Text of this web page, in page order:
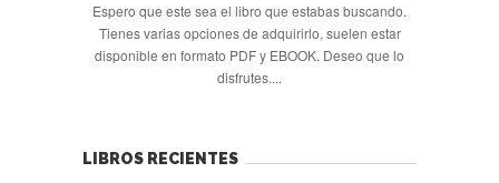
Espero que este sea el libro que estabas buscando.
Tienes varias opciones de adquirirlo, suelen estar
disponible en formato PDF y EBOOK. Deseo que lo
disfrutes....
LIBROS RECIENTES